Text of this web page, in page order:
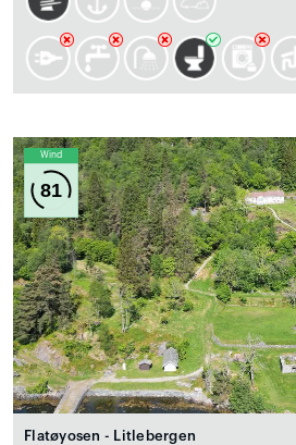
Wind
81
Flatøyosen - Litlebergen